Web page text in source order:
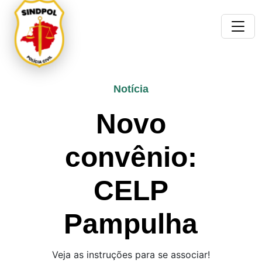
Notícia
Novo
convênio:
CELP
Pampulha
Veja as instruções para se associar!